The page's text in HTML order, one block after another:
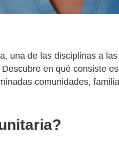
una de las disciplinas a
en qué consiste
comunidades,